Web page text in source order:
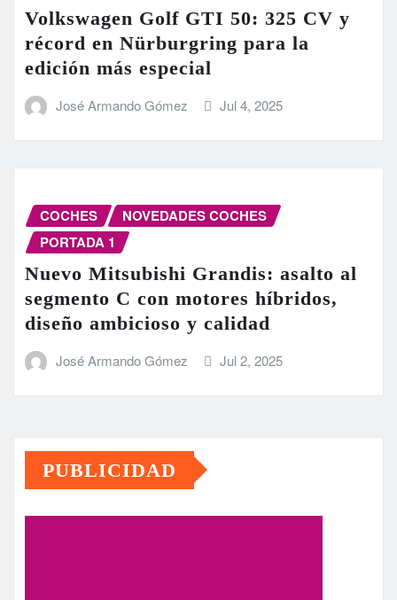
Volkswagen Golf GTI 50: 325 CV y
récord en Nürburgring para la
edición más especial
José Armando Gómez Jul 4, 2025
COCHES
NOVEDADES COCHES
PORTADA 1
Nuevo Mitsubishi Grandis: asalto al
segmento C con motores híbridos,
diseño ambicioso y calidad
José Armando Gómez Jul 2, 2025
PUBLICIDAD